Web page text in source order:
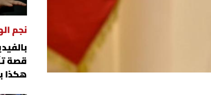
نجم
قصة
هكذا